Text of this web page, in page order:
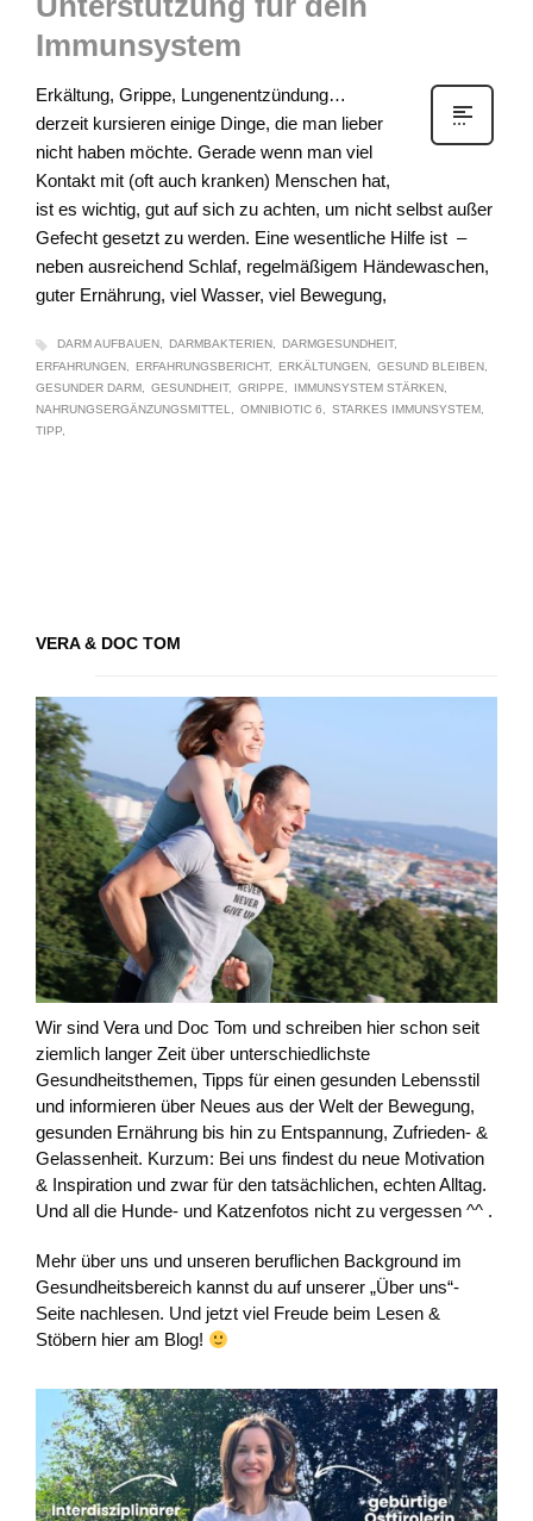
Immunsystem
Erkältung, Grippe, Lungenentzündung…
derzeit kursieren einige Dinge, die man lieber
nicht haben möchte. Gerade wenn man viel
Kontakt mit (oft auch kranken) Menschen hat,
ist es wichtig, gut auf sich zu achten, um nicht selbst außer
Gefecht gesetzt zu werden. Eine wesentliche Hilfe ist –
neben ausreichend Schlaf, regelmäßigem Händewaschen,
guter Ernährung, viel Wasser, viel Bewegung,
DARM AUFBAUEN DARMBAKTERIEN
DARMGESUNDHEIT
ERFAHRUNGEN
ERFAHRUNGSBERICHT ERKÄLTUNGEN
GESUND BLEIBEN
GESUNDER DARM
GESUNDHEIT GRIPPE
IMMUNSYSTEM STÄRKEN
NAHRUNGSERGÄNZUNGSMITTEL
OMNIBIOTIC 6
STARKES IMMUNSYSTEM
TIPP
VERA & DOC TOM
Wir sind Vera und Doc Tom und schreiben hier schon seit
ziemlich langer Zeit über unterschiedlichste
Gesundheitsthemen, Tipps für einen gesunden Lebensstil
und informieren über Neues aus der Welt der Bewegung,
gesunden Ernährung bis hin zu Entspannung, Zufrieden- &
Gelassenheit. Kurzum: Bei uns findest du neue Motivation
& Inspiration und zwar für den tatsächlichen, echten Alltag.
Und all die Hunde- und Katzenfotos nicht zu vergessen ^^ .
Mehr über uns und unseren beruflichen Background im
Gesundheitsbereich kannst du auf unserer „Über uns“-
Seite nachlesen. Und jetzt viel Freude beim Lesen &
Stöbern hier am Blog!